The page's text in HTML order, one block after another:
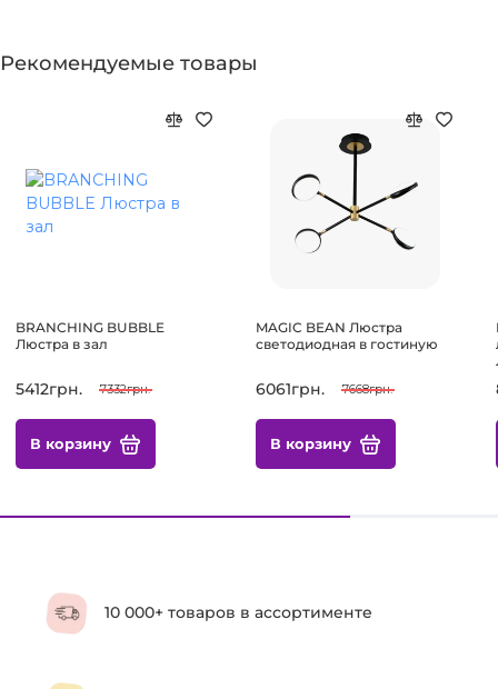
Рекомендуемые товары
BRANCHING BUBBLE
Люстра в зал
5412грн. 7332грн.
В корзину
MAGIC BEAN Люстра
светодиодная в гостиную
6061грн. 7668грн.
В корзину
10 000+ товаров в ассортименте